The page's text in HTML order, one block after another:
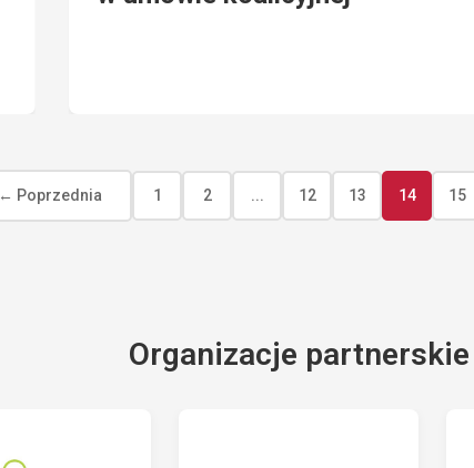
← Poprzednia 1 2 ... 12 13 14 15
Organizacje partnerskie